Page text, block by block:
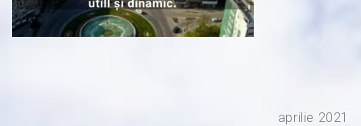
aprilie 2021